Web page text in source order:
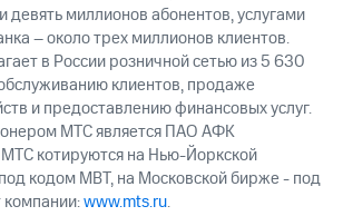
девять миллионов абонентов, услугами
– около трех миллионов клиентов.
в России розничной сетью из 5 630
клиентов, продаже
и предоставлению финансовых услуг.
МТС является ПАО АФК
котируются на Нью-Йоркской
кодом MBT, на Московской бирже - под
компании:www.mts.ru.